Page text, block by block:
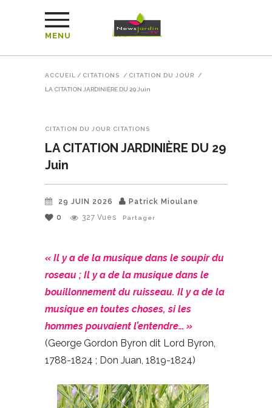
MENU
ACCUEIL / CITATIONS / CITATION DU JOUR /
LA CITATION JARDINIÈRE DU 29 Juin
CITATION DU JOUR CITATIONS
LA CITATION JARDINIÈRE DU 29
Juin
29 JUIN 2026
Patrick Mioulane
0
327 Vues Partager
« Il y a de la musique dans le soupir du
roseau ; Il y a de la musique dans le
bouillonnement du ruisseau. Il y a de la
musique en toutes choses, si les
hommes pouvaient l’entendre… »
(George Gordon Byron dit Lord Byron,
1788-1824 ; Don Juan, 1819-1824)